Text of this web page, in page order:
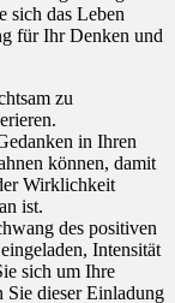
sich das Leben
für Ihr Denken und
zu
in Ihren
können, damit
Wirklichkeit
ist.
des positiven
Intensität
sich um Ihre
Sie dieser Einladung